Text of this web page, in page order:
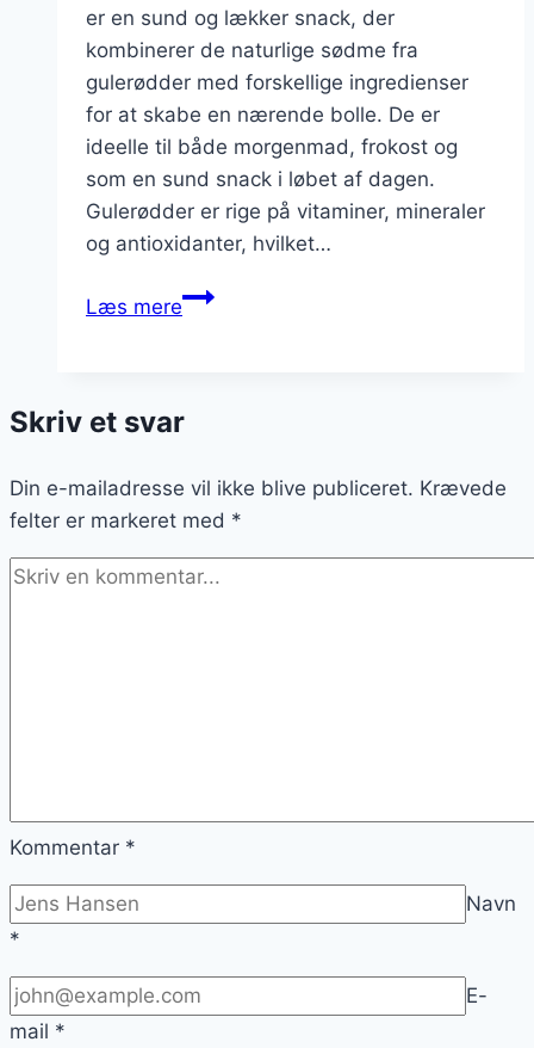
er en sund og lækker snack, der
kombinerer de naturlige sødme fra
gulerødder med forskellige ingredienser
for at skabe en nærende bolle. De er
ideelle til både morgenmad, frokost og
som en sund snack i løbet af dagen.
Gulerødder er rige på vitaminer, mineraler
og antioxidanter, hvilket…
Læs mereGulerodsboller
snack
Skriv et svar
Din e-mailadresse vil ikke blive publiceret. Krævede
felter er markeret med *
Kommentar *
Navn
*
E-
mail *